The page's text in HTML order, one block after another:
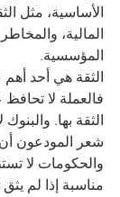
الأساسية، مثل
المالية،
المؤسسية.
الثقة هي أحد أهم
فالعملة لا تحافظ
الثقة بها.
شعر المودعون أن
والحكومات لا
مناسبة إذا لم